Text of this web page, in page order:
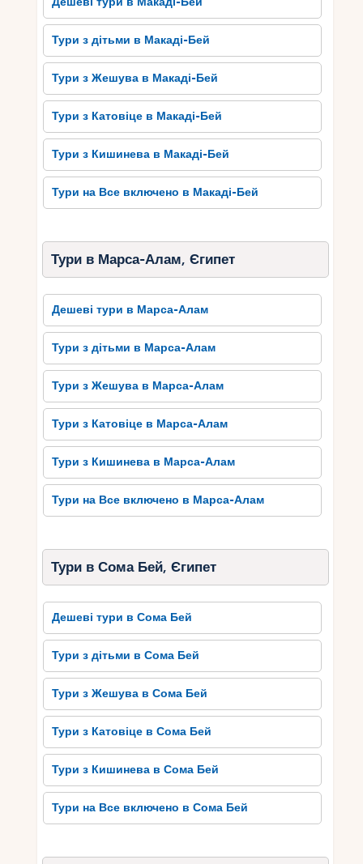
Тури з дітьми в Макаді-Бей
Тури з Жешува в Макаді-Бей
Тури з Катовіце в Макаді-Бей
Тури з Кишинева в Макаді-Бей
Тури на Все включено в Макаді-Бей
Тури в Марса-Алам, Єгипет
Дешеві тури в Марса-Алам
Тури з дітьми в Марса-Алам
Тури з Жешува в Марса-Алам
Тури з Катовіце в Марса-Алам
Тури з Кишинева в Марса-Алам
Тури на Все включено в Марса-Алам
Тури в Сома Бей, Єгипет
Дешеві тури в Сома Бей
Тури з дітьми в Сома Бей
Тури з Жешува в Сома Бей
Тури з Катовіце в Сома Бей
Тури з Кишинева в Сома Бей
Тури на Все включено в Сома Бей